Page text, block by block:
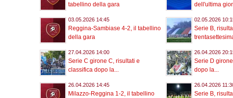
tabellino della gara
dell'ultima
03.05.2026 14:45
Reggina-Sambiase 4-2, il tabellino
della gara
02.05.2026
Serie B,
27.04.2026 14:00
Serie C girone C, risultati e
classifica dopo la...
26.04.2026
Serie D
dopo la...
26.04.2026 14:45
Milazzo-Reggina 1-2, il tabellino
26.04.2026
Serie B,